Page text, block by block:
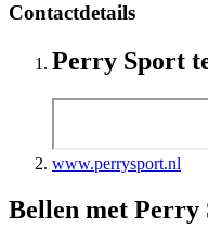
Contactdetails
Perry Sport
www.perrysport.nl
Bellen met Perry